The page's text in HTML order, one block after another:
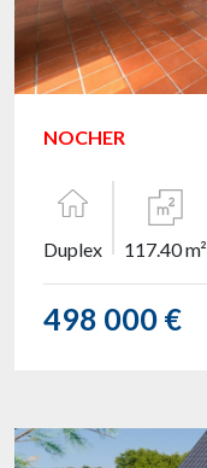
NOCHER
Duplex 117.40 m²
498 000 €